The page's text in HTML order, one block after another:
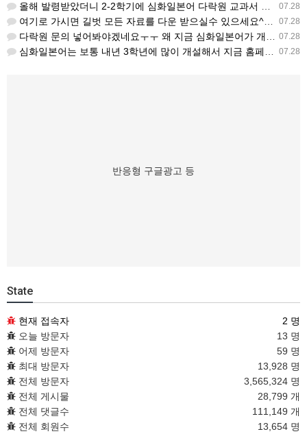
07.28
올해 발령받았더니 2-2학기에 심화일본어 다락원 교과서 채택되어 있네요. 저도 당장 다음달부터 수업을 해야하…
07.28
여기로 가시면 길벗 모든 자료를 다운 받으실수 있으세요^^ https://coffee-plume-710.no…
07.28
다락원 문의 넣어봐야겠네요ㅜㅜ 왜 지금 심화일본어가 개설된지는 저도 참 의문입니다... 작년에 계셨던 선생님…
07.28
심화일본어는 보통 내년 3학년에 많이 개설해서 지금 홈페이지에 없는가보네요~ 일본어랑 생활 일본어는 다 있는…
반응형 구글광고 등
State
현재 접속자
2 명
오늘 방문자
13 명
어제 방문자
59 명
최대 방문자
13,928 명
전체 방문자
3,565,324 명
전체 게시물
28,799 개
전체 댓글수
111,149 개
전체 회원수
13,654 명